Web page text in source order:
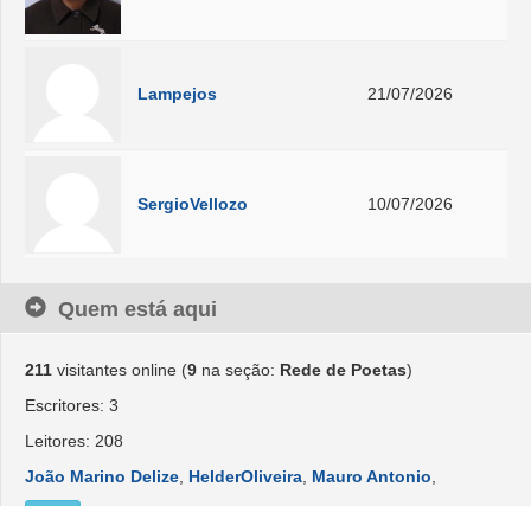
Lampejos 21/07/2026
SergioVellozo 10/07/2026
Quem está aqui
211 visitantes online (9 na seção: Rede de Poetas)
Escritores: 3
Leitores: 208
João Marino Delize HelderOliveira Mauro Antonio